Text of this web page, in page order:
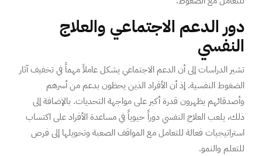
دور الدعم الاجتماعي والعلاج
النفسي
تشير الدراسات إلى أن الدعم الاجتماعي يشكل عاملاً مهماً في تخفيف آثار
الضغوط النفسية. إذ أن الأفراد الذين يحظون بدعم من أسرهم
وأصدقائهم يظهرون قدرة أكبر على مواجهة التحديات. بالإضافة إلى
ذلك، يلعب العلاج النفسي دوراً حيوياً في مساعدة الأفراد على اكتساب
استراتيجيات فعالة للتعامل مع المواقف الصعبة وتحويلها إلى فرص
للتعلم والنمو.